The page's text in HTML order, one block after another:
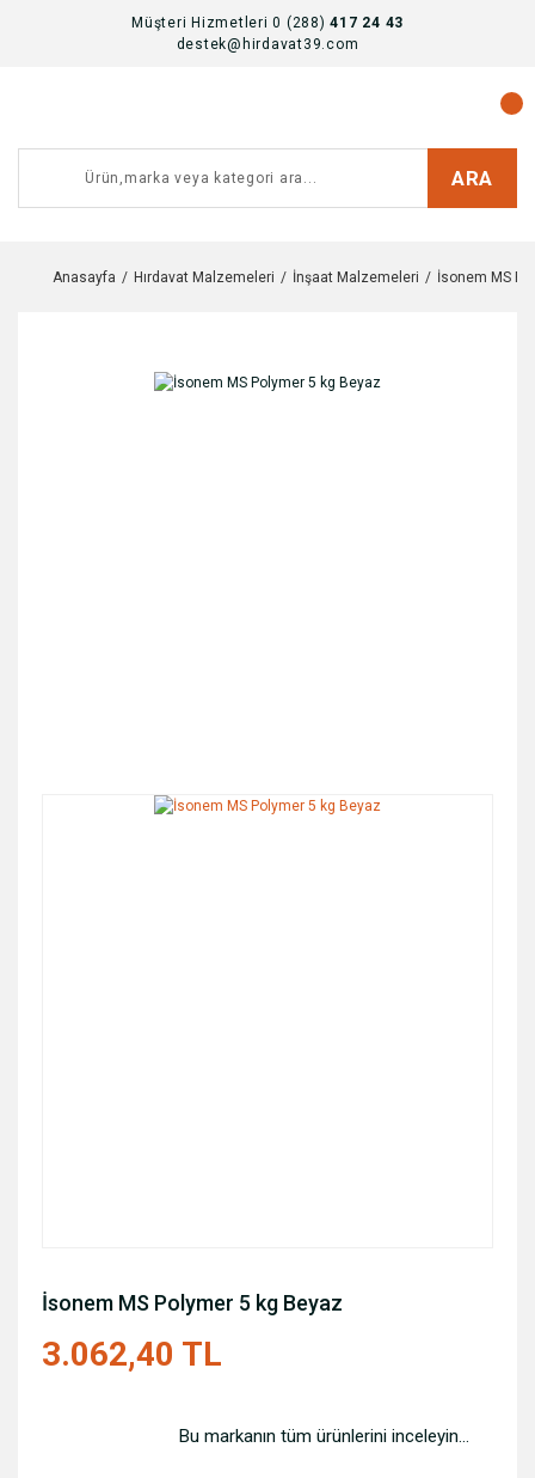
Müşteri Hizmetleri 0 (288)417 24 43
destek@hirdavat39.com
ARA
Anasayfa Hırdavat Malzemeleri İnşaat Malzemeleri İsonem MS
İsonem MS Polymer 5 kg Beyaz
3.062,40 TL
Bu markanın tüm ürünlerini inceleyin...